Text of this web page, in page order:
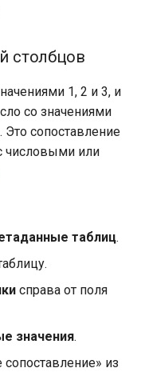
столбцов
1, 2 и 3, и
со значениями
Это сопоставление
числовыми или
таблиц.
справа от поля
значения.
из